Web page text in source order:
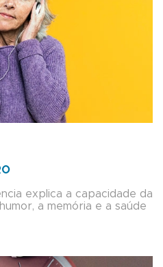
explica a capacidade da
a memória e a saúde